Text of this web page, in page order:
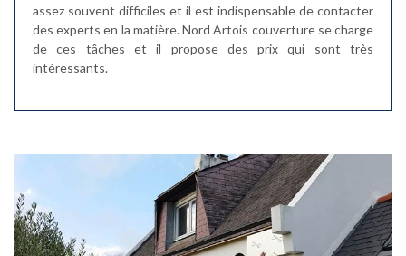
assez souvent difficiles et il est indispensable de contacter
des experts en la matière. Nord Artois couverture se charge
de ces tâches et il propose des prix qui sont très
intéressants.